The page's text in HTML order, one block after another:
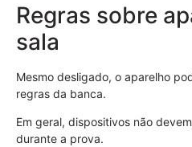
Regras sobre
sala
Mesmo desligado, o aparelho
regras da banca.
Em geral, dispositivos não
durante a prova.